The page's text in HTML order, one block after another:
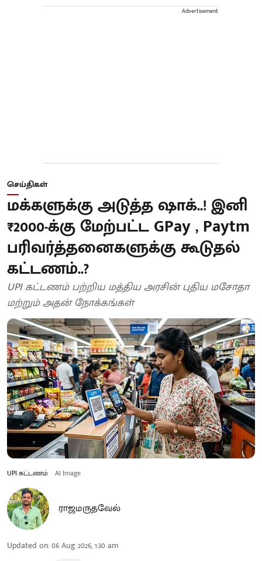
Advertisement
செய்திகள்
மக்களுக்கு அடுத்த ஷாக்..! இனி
₹2000-க்கு மேற்பட்ட GPay , Paytm
பரிவர்த்தனைகளுக்கு கூடுதல்
கட்டணம்..?
UPI கட்டணம் பற்றிய மத்திய அரசின் புதிய மசோதா
மற்றும் அதன் நோக்கங்கள்
UPI கட்டணம் AI Image
ராஜமருதவேல்
Updated on:06 Aug 2026, 1:30 am